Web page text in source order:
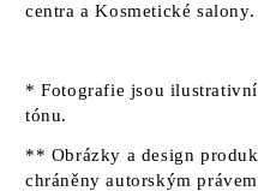
centra a Kosmetické salony.
* Fotografie jsou
tónu.
** Obrázky a design
chráněny autorským